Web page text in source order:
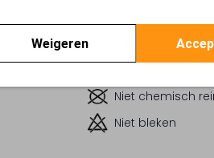
Weigeren
Strijken op
Niet chemisch
Niet bleken